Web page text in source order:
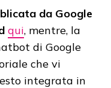
da Google
qui, mentre, la
di Google
che vi
integrata in